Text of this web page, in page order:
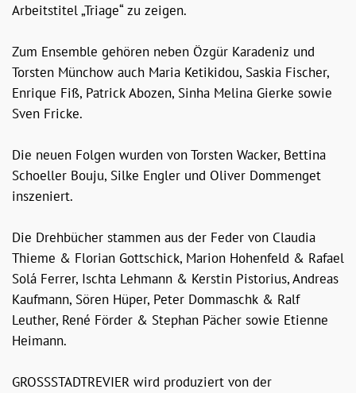
Arbeitstitel „Triage“ zu zeigen.
Zum Ensemble gehören neben Özgür Karadeniz und
Torsten Münchow auch Maria Ketikidou, Saskia Fischer,
Enrique Fiß, Patrick Abozen, Sinha Melina Gierke sowie
Sven Fricke.
Die neuen Folgen wurden von Torsten Wacker, Bettina
Schoeller Bouju, Silke Engler und Oliver Dommenget
inszeniert.
Die Drehbücher stammen aus der Feder von Claudia
Thieme & Florian Gottschick, Marion Hohenfeld & Rafael
Solá Ferrer, Ischta Lehmann & Kerstin Pistorius, Andreas
Kaufmann, Sören Hüper, Peter Dommaschk & Ralf
Leuther, René Förder & Stephan Pächer sowie Etienne
Heimann.
GROSSSTADTREVIER wird produziert von der